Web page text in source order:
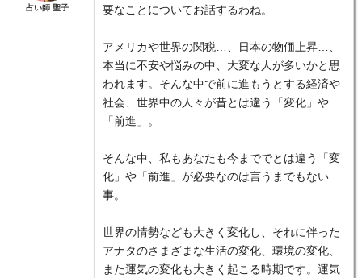
占い師 聖子
要なことについてお話するわね。
アメリカや世界の関税…、日本の物価上昇…、
本当に不安や悩みの中、大変な人が多いかと思
われます。そんな中で前に進もうとする経済や
社会、世界中の人々が昔とは違う「変化」や
「前進」。
そんな中、私もあなたも今まででとは違う「変
化」や「前進」が必要なのは言うまでもない
事。
世界の情勢なども大きく変化し、それに伴った
アナタのさまざまな生活の変化、環境の変化、
また運気の変化も大きく起こる時期です。運気